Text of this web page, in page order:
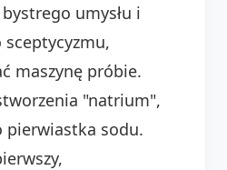
umysłu i
maszynę próbie.
"natrium",
pierwiastka sodu.